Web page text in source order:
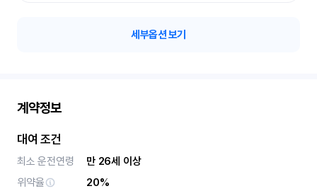
세부옵션 보기
계약정보
대여 조건
최소 운전연령
만 26세 이상
위약율
20%